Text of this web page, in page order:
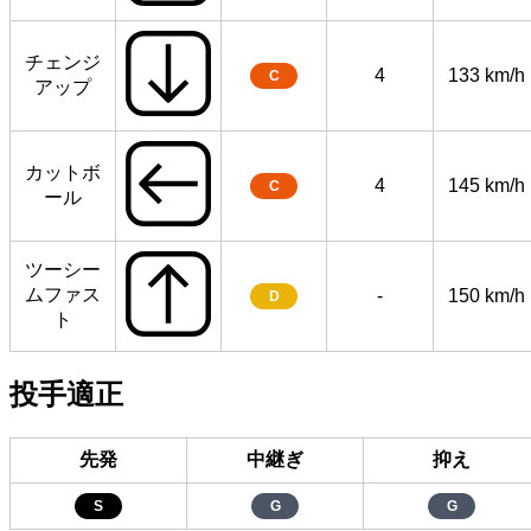
チェンジ
アップ
C 4 133 km/h
カットボ
ール
C 4 145 km/h
ツーシー
ムファス
ト
D - 150 km/h
投手適正
先発 中継ぎ 抑え
S G G